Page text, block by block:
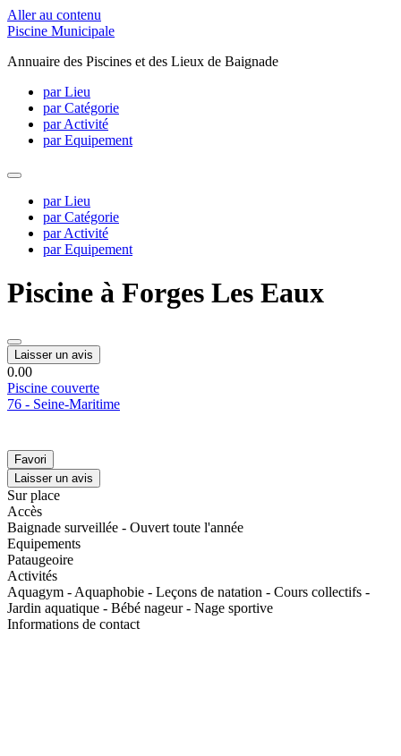
Aller au contenu
Piscine Municipale
Annuaire des Piscines et des Lieux de Baignade
par Lieu
par Catégorie
par Activité
par Equipement
par Lieu
par Catégorie
par Activité
par Equipement
Piscine à Forges Les Eaux
Laisser un avis
0.00
Piscine couverte
76 - Seine-Maritime
Favori
Laisser un avis
Sur place
Accès
Baignade surveillée - Ouvert toute l'année
Equipements
Pataugeoire
Activités
Aquagym - Aquaphobie - Leçons de natation - Cours collectifs -
Jardin aquatique - Bébé nageur - Nage sportive
Informations de contact